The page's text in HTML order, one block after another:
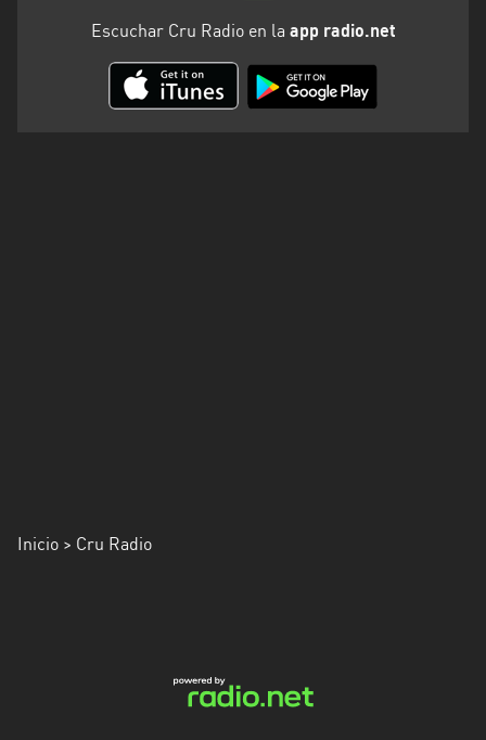
Escuchar Cru Radio en la app radio.net
Inicio > Cru Radio